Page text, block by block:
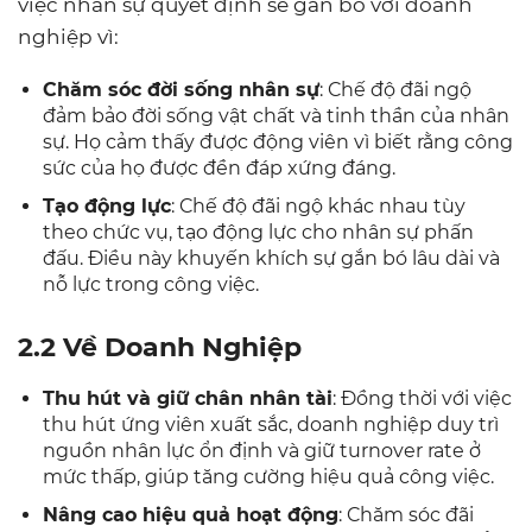
việc nhân sự quyết định sẽ gắn bó với doanh
nghiệp vì:
Chăm sóc đời sống nhân sự: Chế độ đãi ngộ
đảm bảo đời sống vật chất và tinh thần của nhân
sự. Họ cảm thấy được động viên vì biết rằng công
sức của họ được đền đáp xứng đáng.
Tạo động lực: Chế độ đãi ngộ khác nhau tùy
theo chức vụ, tạo động lực cho nhân sự phấn
đấu. Điều này khuyến khích sự gắn bó lâu dài và
nỗ lực trong công việc.
2.2 Về Doanh Nghiệp
Thu hút và giữ chân nhân tài: Đồng thời với việc
thu hút ứng viên xuất sắc, doanh nghiệp duy trì
nguồn nhân lực ổn định và giữ turnover rate ở
mức thấp, giúp tăng cường hiệu quả công việc.
Nâng cao hiệu quả hoạt động: Chăm sóc đãi